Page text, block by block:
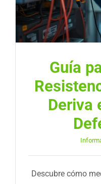
Guía
Deriva
Descubre cómo